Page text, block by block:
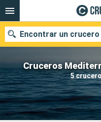
Cruceros
5
Encontrar un crucero
Nuestros destinos
Fecha de salida